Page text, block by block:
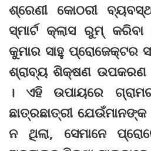
ଶ୍ରେଣୀ କୋଠରୀ
ସ୍ମାର୍ଟ କ୍ଲାସ ରୁମ୍‌
କୁମାର ସାହୁ ପ୍ରୋଜେକ୍ଟର
ଶ୍ରାବ୍ୟ ଶିକ୍ଷଣ
। ଏହି ଉପାୟରେ
ଛାତ୍ରଛାତ୍ରୀ
ନ ଥିଲା, ସେମାନେ